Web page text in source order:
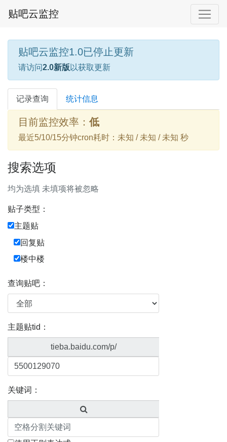
贴吧云监控
贴吧云监控1.0已停止更新
请访问2.0新版 以获取更新
记录查询 统计信息
目前监控效率： 低
最近5/10/15分钟cron耗时：未知 / 未知 / 未知 秒
搜索选项
均为选填 未填项将被忽略
贴子类型：
主题贴
回复贴
楼中楼
查询贴吧：
主题贴tid：
tieba.baidu.com/p/
关键词：